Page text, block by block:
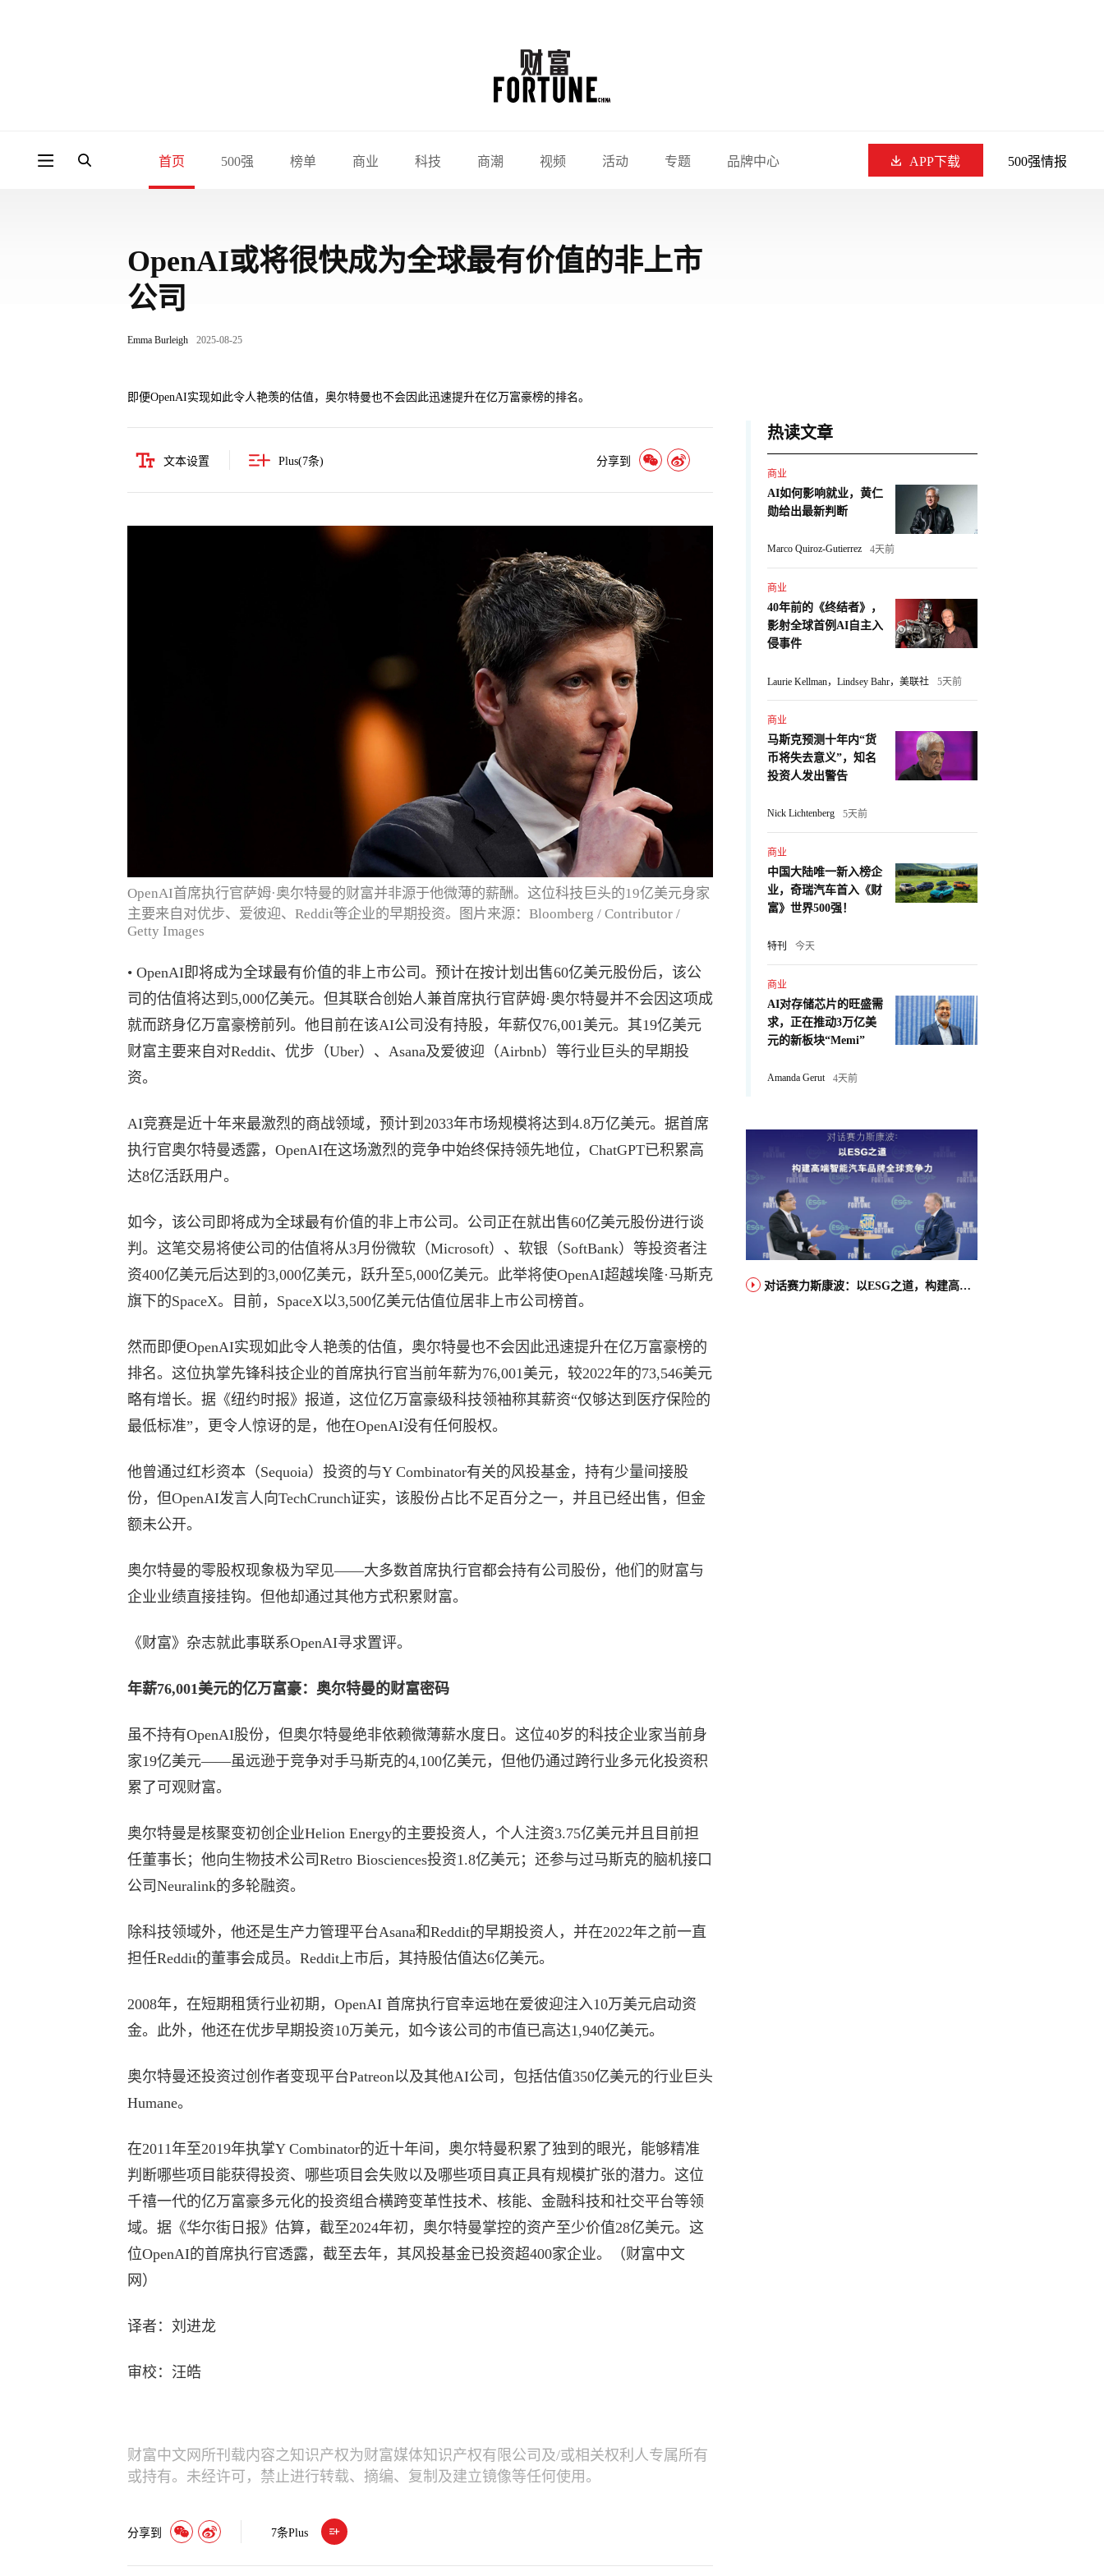
首页 500强 榜单 商业 科技 商潮 视频 活动 专题 品牌中心 APP下载 500强情报
OpenAI或将很快成为全球最有价值的非上市
公司
Emma Burleigh 2025-08-25
即便OpenAI实现如此令人艳羡的估值，奥尔特曼也不会因此迅速提升在亿万富豪榜的排名。
文本设置 Plus(7条) 分享到
OpenAI首席执行官萨姆·奥尔特曼的财富并非源于他微薄的薪酬。这位科技巨头的19亿美元身家
主要来自对优步、爱彼迎、Reddit等企业的早期投资。图片来源：Bloomberg / Contributor /
Getty Images
• OpenAI即将成为全球最有价值的非上市公司。预计在按计划出售60亿美元股份后，该公
司的估值将达到5,000亿美元。但其联合创始人兼首席执行官萨姆·奥尔特曼并不会因这项成
就而跻身亿万富豪榜前列。他目前在该AI公司没有持股，年薪仅76,001美元。其19亿美元
财富主要来自对Reddit、优步（Uber）、Asana及爱彼迎（Airbnb）等行业巨头的早期投
资。
AI竞赛是近十年来最激烈的商战领域，预计到2033年市场规模将达到4.8万亿美元。据首席
执行官奥尔特曼透露，OpenAI在这场激烈的竞争中始终保持领先地位，ChatGPT已积累高
达8亿活跃用户。
如今，该公司即将成为全球最有价值的非上市公司。公司正在就出售60亿美元股份进行谈
判。这笔交易将使公司的估值将从3月份微软（Microsoft）、软银（SoftBank）等投资者注
资400亿美元后达到的3,000亿美元，跃升至5,000亿美元。此举将使OpenAI超越埃隆·马斯克
旗下的SpaceX。目前，SpaceX以3,500亿美元估值位居非上市公司榜首。
然而即便OpenAI实现如此令人艳羡的估值，奥尔特曼也不会因此迅速提升在亿万富豪榜的
排名。这位执掌先锋科技企业的首席执行官当前年薪为76,001美元，较2022年的73,546美元
略有增长。据《纽约时报》报道，这位亿万富豪级科技领袖称其薪资“仅够达到医疗保险的
最低标准”，更令人惊讶的是，他在OpenAI没有任何股权。
他曾通过红杉资本（Sequoia）投资的与Y Combinator有关的风投基金，持有少量间接股
份，但OpenAI发言人向TechCrunch证实，该股份占比不足百分之一，并且已经出售，但金
额未公开。
奥尔特曼的零股权现象极为罕见——大多数首席执行官都会持有公司股份，他们的财富与
企业业绩直接挂钩。但他却通过其他方式积累财富。
《财富》杂志就此事联系OpenAI寻求置评。
年薪76,001美元的亿万富豪：奥尔特曼的财富密码
虽不持有OpenAI股份，但奥尔特曼绝非依赖微薄薪水度日。这位40岁的科技企业家当前身
家19亿美元——虽远逊于竞争对手马斯克的4,100亿美元，但他仍通过跨行业多元化投资积
累了可观财富。
奥尔特曼是核聚变初创企业Helion Energy的主要投资人，个人注资3.75亿美元并且目前担
任董事长；他向生物技术公司Retro Biosciences投资1.8亿美元；还参与过马斯克的脑机接口
公司Neuralink的多轮融资。
除科技领域外，他还是生产力管理平台Asana和Reddit的早期投资人，并在2022年之前一直
担任Reddit的董事会成员。Reddit上市后，其持股估值达6亿美元。
2008年，在短期租赁行业初期，OpenAI 首席执行官幸运地在爱彼迎注入10万美元启动资
金。此外，他还在优步早期投资10万美元，如今该公司的市值已高达1,940亿美元。
奥尔特曼还投资过创作者变现平台Patreon以及其他AI公司，包括估值350亿美元的行业巨头
Humane。
在2011年至2019年执掌Y Combinator的近十年间，奥尔特曼积累了独到的眼光，能够精准
判断哪些项目能获得投资、哪些项目会失败以及哪些项目真正具有规模扩张的潜力。这位
千禧一代的亿万富豪多元化的投资组合横跨变革性技术、核能、金融科技和社交平台等领
域。据《华尔街日报》估算，截至2024年初，奥尔特曼掌控的资产至少价值28亿美元。这
位OpenAI的首席执行官透露，截至去年，其风投基金已投资超400家企业。（财富中文
网）
译者：刘进龙
审校：汪皓
财富中文网所刊载内容之知识产权为财富媒体知识产权有限公司及/或相关权利人专属所有
或持有。未经许可，禁止进行转载、摘编、复制及建立镜像等任何使用。
分享到 7条Plus
热读文章
商业
AI如何影响就业，黄仁
勋给出最新判断
Marco Quiroz-Gutierrez 4天前
商业
40年前的《终结者》，
影射全球首例AI自主入
侵事件
Laurie Kellman，Lindsey Bahr，美联社 5天前
商业
马斯克预测十年内“货
币将失去意义”，知名
投资人发出警告
Nick Lichtenberg 5天前
商业
中国大陆唯一新入榜企
业，奇瑞汽车首入《财
富》世界500强！
特刊 今天
商业
AI对存储芯片的旺盛需
求，正在推动3万亿美
元的新板块“Memi”
Amanda Gerut 4天前
对话赛力斯康波：以ESG之道，构建高端智能汽车品牌全球竞争力